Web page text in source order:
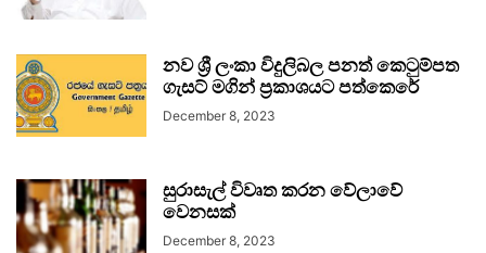
නව ශ්‍රී ලංකා විදුලිබල පනත් කෙටුම්පත
ගැසට් මගින් ප්‍රකාශයට පත්කෙරේ
December 8, 2023
සුරාසැල් විවෘත කරන වේලාවේ
වෙනසක්
December 8, 2023